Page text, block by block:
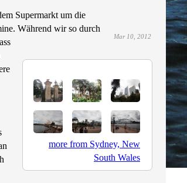
Mar 10, 2012
more from Sydney, New
South Wales
Supermarkt um die
Während wir so durch